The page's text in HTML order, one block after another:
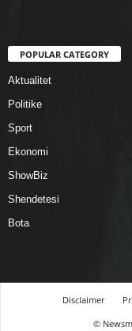
POPULAR CATEGORY
Aktualitet
Politike
Sport
Ekonomi
ShowBiz
Shendetesi
Bota
Disclaimer
©